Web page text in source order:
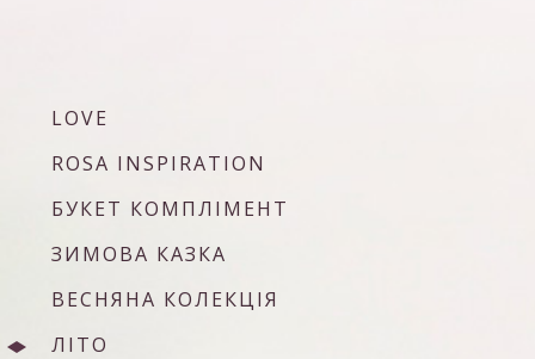
LOVE
ROSA INSPIRATION
БУКЕТ КОМПЛІМЕНТ
ЗИМОВА КАЗКА
ВЕСНЯНА КОЛЕКЦІЯ
ЛІТО